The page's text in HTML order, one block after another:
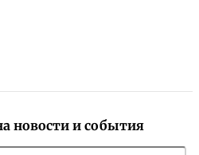
новости и события